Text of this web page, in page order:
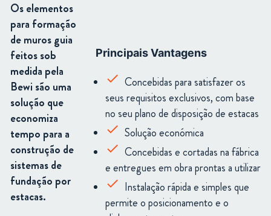
Os elementos
para formação
de muros guia
feitos sob
medida pela
Bewi são uma
solução que
economiza
tempo para a
construção de
sistemas de
fundação por
estacas.
Principais Vantagens
Concebidas para satisfazer os
seus requisitos exclusivos, com base
no seu plano de disposição de estacas
Solução económica
Concebidas e cortadas na fábrica
e entregues em obra prontas a utilizar
Instalação rápida e simples que
permite o posicionamento e o